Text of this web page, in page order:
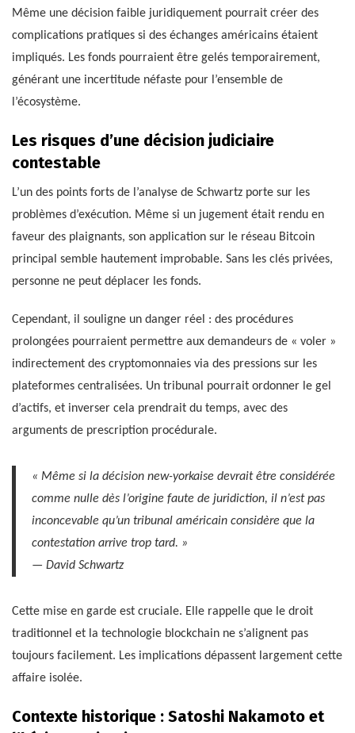
Même une décision faible juridiquement pourrait créer des
complications pratiques si des échanges américains étaient
impliqués. Les fonds pourraient être gelés temporairement,
générant une incertitude néfaste pour l’ensemble de
l’écosystème.
Les risques d’une décision judiciaire
contestable
L’un des points forts de l’analyse de Schwartz porte sur les
problèmes d’exécution. Même si un jugement était rendu en
faveur des plaignants, son application sur le réseau Bitcoin
principal semble hautement improbable. Sans les clés privées,
personne ne peut déplacer les fonds.
Cependant, il souligne un danger réel : des procédures
prolongées pourraient permettre aux demandeurs de « voler »
indirectement des cryptomonnaies via des pressions sur les
plateformes centralisées. Un tribunal pourrait ordonner le gel
d’actifs, et inverser cela prendrait du temps, avec des
arguments de prescription procédurale.
« Même si la décision new-yorkaise devrait être considérée
comme nulle dès l’origine faute de juridiction, il n’est pas
inconcevable qu’un tribunal américain considère que la
contestation arrive trop tard. »
— David Schwartz
Cette mise en garde est cruciale. Elle rappelle que le droit
traditionnel et la technologie blockchain ne s’alignent pas
toujours facilement. Les implications dépassent largement cette
affaire isolée.
Contexte historique : Satoshi Nakamoto et